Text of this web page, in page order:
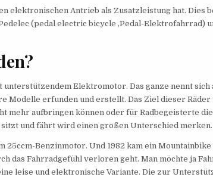
elektronischen Antrieb als Zusatzleistung hat. Dies
(pedal electric bicycle ‚Pedal-Elektrofahrrad)
unterstützendem Elektromotor. Das ganze nennt sich
Modelle erfunden und erstellt. Das Ziel dieser
mehr aufbringen können oder für Radbegeisterte
und fährt wird einen großen Unterschied merken.
25ccm-Benzinmotor. Und 1982 kam ein
das Fahrradgefühl verloren geht. Man möchte ja
leise und elektronische Variante. Die zur